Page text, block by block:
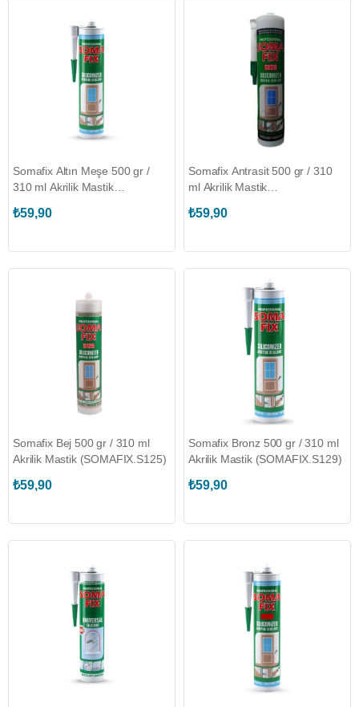
Somafix Altın Meşe 500 gr /
310 ml Akrilik Mastik
₺59,90
Somafix Antrasit 500 gr / 310
ml Akrilik Mastik
₺59,90
Somafix Bej 500 gr / 310 ml
Akrilik Mastik (SOMAFIX.S125)
₺59,90
Somafix Bronz 500 gr / 310 ml
Akrilik Mastik (SOMAFIX.S129)
₺59,90